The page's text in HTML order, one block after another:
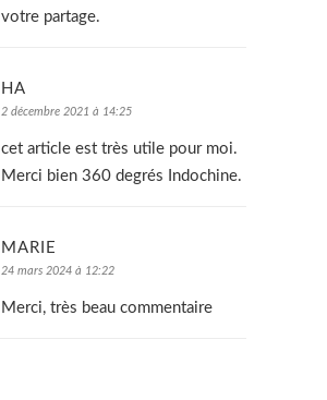
votre partage.
HA
2 décembre 2021 à 14:25
cet article est très utile pour moi.
Merci bien 360 degrés Indochine.
MARIE
24 mars 2024 à 12:22
Merci, très beau commentaire